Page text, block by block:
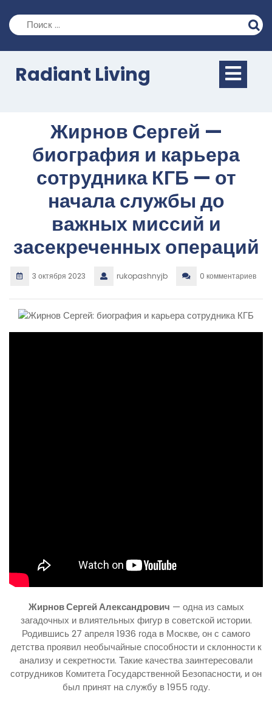
содержимому
Radiant Living
Жирнов Сергей —
биография и карьера
сотрудника КГБ — от
начала службы до
важных миссий и
засекреченных операций
3 октября 2023 rukopashnyjb 0 комментариев
Жирнов Сергей Александрович — одна из самых
загадочных и влиятельных фигур в советской истории.
Родившись 27 апреля 1936 года в Москве, он с самого
детства проявил необычайные способности и склонности к
анализу и секретности. Такие качества заинтересовали
сотрудников Комитета Государственной Безопасности, и он
был принят на службу в 1955 году.